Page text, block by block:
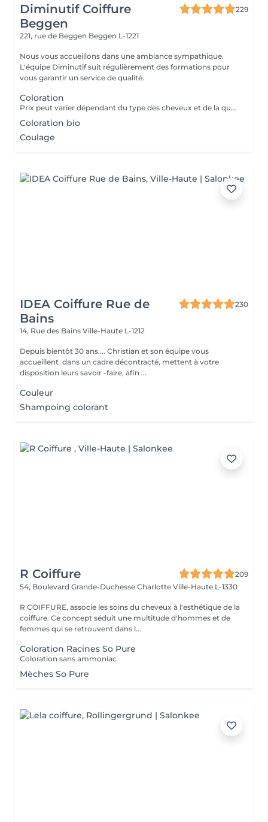
Diminutif Coiffure
Beggen
229
221, rue de Beggen Beggen L-1221
Nous vous accueillons dans une ambiance sympathique.
L'équipe Diminutif suit régulièrement des formations pour
vous garantir un service de qualité.
Coloration
Prix peut varier dépendant du type des cheveux et de la quantité de couleur utilisée
Coloration bio
Coulage
IDEA Coiffure Rue de
Bains
230
14, Rue des Bains Ville-Haute L-1212
Depuis bientôt 30 ans.... Christian et son équipe vous
accueillent dans un cadre décontracté, mettent à votre
disposition leurs savoir -faire, afin ...
Couleur
Shampoing colorant
R Coiffure
209
54, Boulevard Grande-Duchesse Charlotte Ville-Haute L-1330
R COIFFURE, associe les soins du cheveux à l'esthétique de la
coiffure. Ce concept séduit une multitude d'hommes et de
femmes qui se retrouvent dans l...
Coloration Racines So Pure
Coloration sans ammoniac
Mèches So Pure